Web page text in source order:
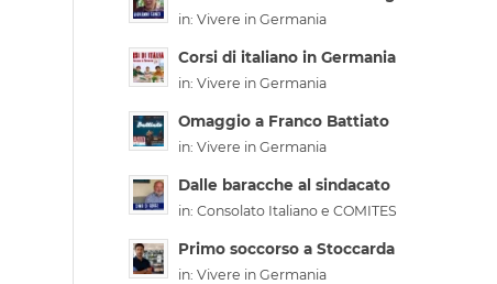
in:Vivere in Germania
Corsi di italiano in Germania
in:Vivere in Germania
Omaggio a Franco Battiato
in:Vivere in Germania
Dalle baracche al sindacato
in:Consolato Italiano e COMITES
Primo soccorso a Stoccarda
in:Vivere in Germania